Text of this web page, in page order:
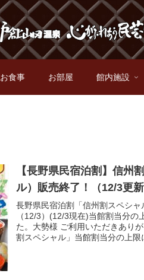
お食事 お部屋 館内施設
【長野県民宿泊割】信州
ル）販売終了！（12/3更新
長野県民宿泊割「信州割スペシャ
（12/3）(12/3現在)当館割当分
た。大勢様 ご利用いただきあり
割スペシャル」当館割当分の上限